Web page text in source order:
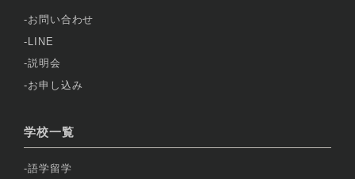
お問い合わせ
LINE
説明会
お申し込み
学校一覧
語学留学